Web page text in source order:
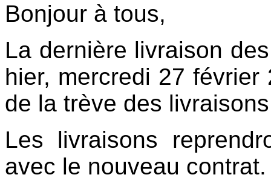
Bonjour à tous,
La dernière livraison
hier, mercredi 27
de la trève des
Les livraisons
avec le nouveau contrat.